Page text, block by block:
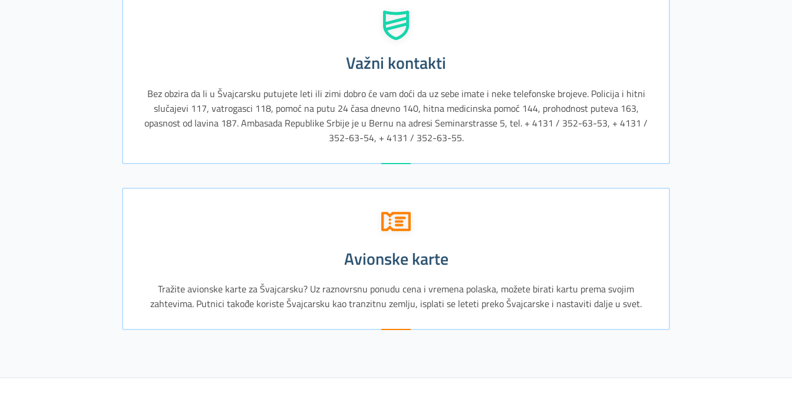
Važni kontakti
Bez obzira da li u Švajcarsku putujete leti ili zimi dobro će vam doći da uz sebe imate i neke telefonske brojeve. Policija i hitni
slučajevi 117, vatrogasci 118, pomoć na putu 24 časa dnevno 140, hitna medicinska pomoć 144, prohodnost puteva 163,
opasnost od lavina 187. Ambasada Republike Srbije je u Bernu na adresi Seminarstrasse 5, tel. + 4131 / 352-63-53, + 4131 /
352-63-54, + 4131 / 352-63-55.
avionske karte
Tražite avionske karte za Švajcarsku? Uz raznovrsnu ponudu cena i vremena polaska, možete birati kartu prema svojim
zahtevima. Putnici takođe koriste Švajcarsku kao tranzitnu zemlju, isplati se leteti preko Švajcarske i nastaviti dalje u svet.